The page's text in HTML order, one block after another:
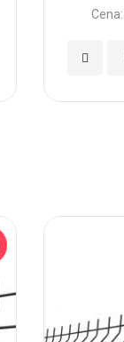
Cena:
Dodaj